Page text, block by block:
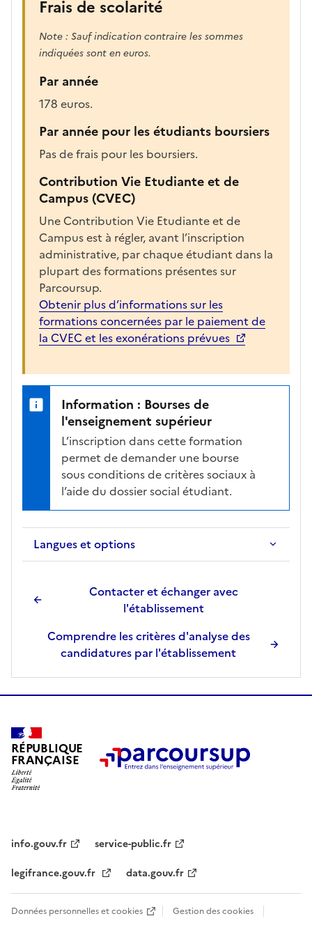
o
a
i
c
h
e
l
a
f
e
d
e
l
a
f
o
r
a
i
n
s
l
e
i
o
Frais de scolarité
Note : Sauf indication contraire les sommes
indiquées sont en euros.
Par année
178 euros.
Par année pour les étudiants boursiers
Pas de frais pour les boursiers.
Contribution Vie Etudiante et de
Campus (CVEC)
Une Contribution Vie Etudiante et de
Campus est à régler, avant l’inscription
administrative, par chaque étudiant dans la
plupart des formations présentes sur
Parcoursup.
Obtenir plus d’informations sur les
formations concernées par le paiement de
la CVEC et les exonérations prévues
Information : Bourses de
l'enseignement supérieur
L’inscription dans cette formation
permet de demander une bourse
sous conditions de critères sociaux à
l’aide du dossier social étudiant.
Langues et options
Contacter et échanger avec
l'établissement
Comprendre les critères d'analyse des
candidatures par l'établissement
RÉPUBLIQUE
FRANÇAISE
info.gouv.fr
service-public.fr
legifrance.gouv.fr
data.gouv.fr
Données personnelles et cookies Gestion des cookies